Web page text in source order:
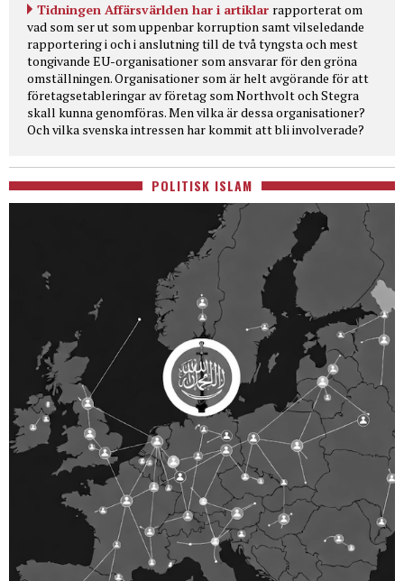
Tidningen Affärsvärlden har i artiklar rapporterat om
vad som ser ut som uppenbar korruption samt vilseledande
rapportering i och i anslutning till de två tyngsta och mest
tongivande EU-organisationer som ansvarar för den gröna
omställningen. Organisationer som är helt avgörande för att
företagsetableringar av företag som Northvolt och Stegra
skall kunna genomföras. Men vilka är dessa organisationer?
Och vilka svenska intressen har kommit att bli involverade?
POLITISK ISLAM